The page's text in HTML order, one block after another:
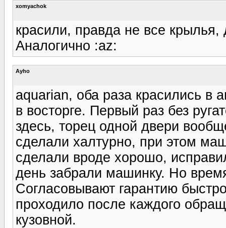
xomyachok
красили, правда не все крылья,
Аналогично :az:
Ayho
aquarian, оба раза красились в
в восторге. Первый раз без
здесь, торец одной двери
сделали халтурно, при этом
сделали вроде хорошо,
день забрали машинку. Но
Согласовывают гарантию
проходило после каждого
кузовной.